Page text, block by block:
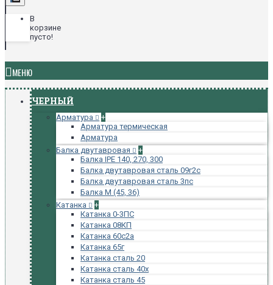
В
корзине
пусто!
МЕНЮ
ЧЕРНЫЙ
Арматура
+
Арматура термическая
Арматура
Балка двутавровая
+
Балка IPE 140, 270, 300
Балка двутавровая сталь 09г2с
Балка двутавровая сталь 3пс
Балка М (45, 36)
Катанка
+
Катанка 0-3ПС
Катанка 08КП
Катанка 60с2а
Катанка 65г
Катанка сталь 20
Катанка сталь 40х
Катанка сталь 45